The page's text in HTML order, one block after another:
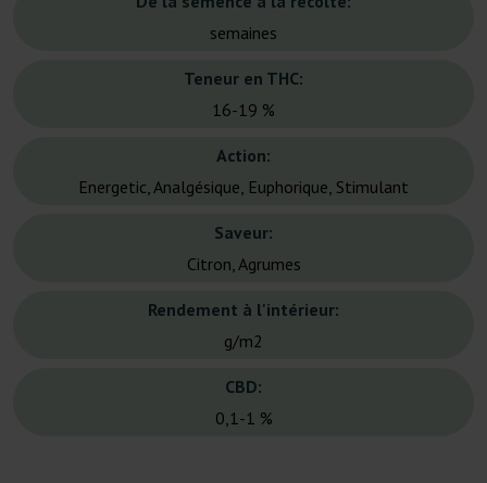
semaines
Teneur en THC:
16-19 %
Action:
Energetic, Analgésique, Euphorique, Stimulant
Saveur:
Citron, Agrumes
Rendement à l'intérieur:
g/m2
CBD:
0,1-1 %